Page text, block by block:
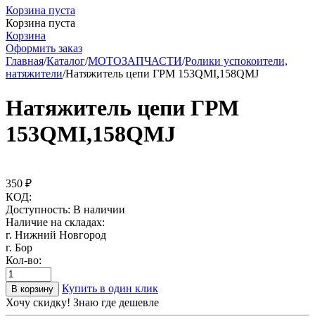
Корзина пуста
Корзина пуста
Корзина
Оформить заказ
Главная/Каталог/МОТОЗАПЧАСТИ/Ролики успокоители,
натяжители/Натяжитель цепи ГРМ 153QMI,158QMJ
Натяжитель цепи ГРМ
153QMI,158QMJ
350 ₽
КОД:
Доступность: В наличии
Наличие на складах:
г. Нижний Новгород
г. Бор
Кол-во:
В корзину
Купить в один клик
Хочу скидку! Знаю где дешевле